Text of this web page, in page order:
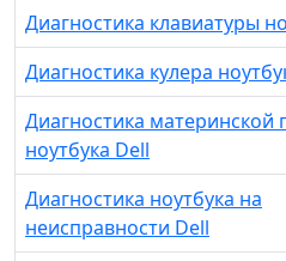
Диагностика клавиатуры
Диагностика кулера
Диагностика материнской
ноутбука Dell
Диагностика ноутбука на
неисправности Dell